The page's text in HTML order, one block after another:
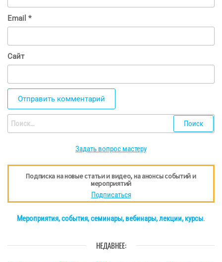
Email *
Сайт
Найти:
Задать вопрос мастеру
Подписка на новые статьи и видео, на анонсы событий и
мероприятий
Подписаться
Мероприятия, события, семинары, вебинары, лекции, курсы.
НЕДАВНЕЕ: